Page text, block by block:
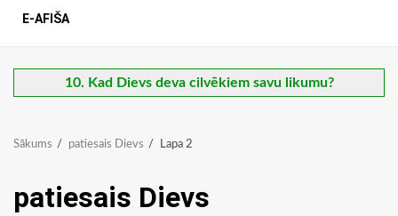
E-AFIŠA
10. Kad Dievs deva cilvēkiem savu likumu?
Sākums patiesais Dievs Lapa 2
patiesais Dievs